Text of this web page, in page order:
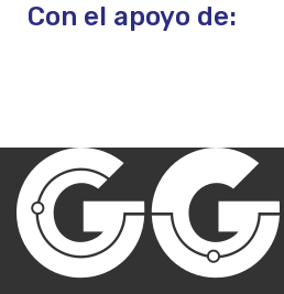
Con el apoyo de: